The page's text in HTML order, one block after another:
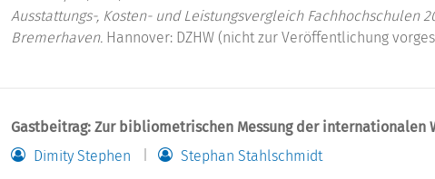
Ausstattungs-, Kosten- und Leistungsvergleich Fachhochschulen
Bremerhaven. Hannover: DZHW (nicht zur Veröffentlichung
Gastbeitrag: Zur bibliometrischen Messung der
Dimity Stephen
Stephan Stahlschmidt